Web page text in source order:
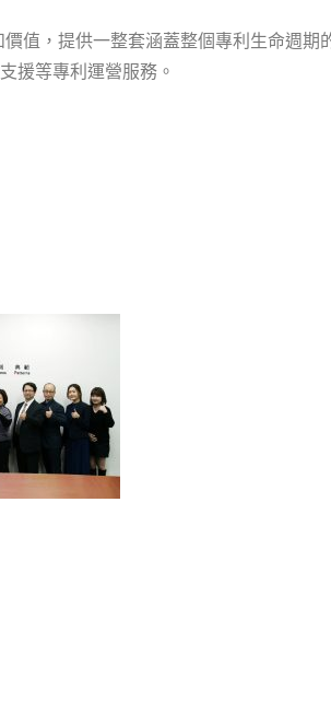
值，提供一整套涵蓋整個專利生命週期
援等專利運營服務。